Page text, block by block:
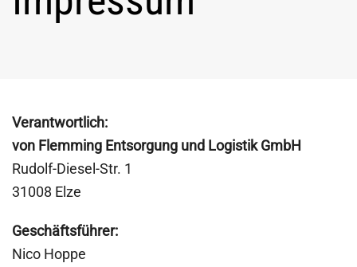
Verantwortlich:
von Flemming Entsorgung und Logistik GmbH
Rudolf-Diesel-Str. 1
31008 Elze
Geschäftsführer:
Nico Hoppe